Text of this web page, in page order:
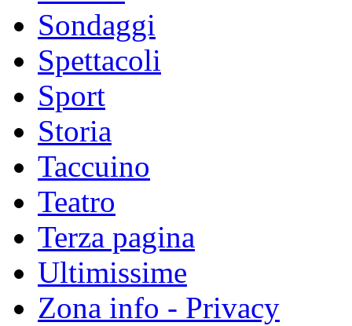
Sondaggi
Spettacoli
Sport
Storia
Taccuino
Teatro
Terza pagina
Ultimissime
Zona info - Privacy